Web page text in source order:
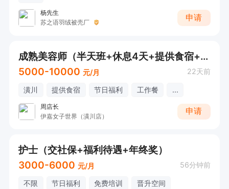
杨先生
苏之语羽绒被壳厂
申请
成熟美容师（半天班+休息4天+提供食宿+年度旅游）
5000-10000 元/月 22天前
潢川 提供食宿 节日福利 工作餐 ...
周店长
伊嘉女子世界（潢川店）
申请
护士（交社保+福利待遇+年终奖）
3000-6000 元/月 56分钟前
不限 节日福利 免费培训 晋升空间